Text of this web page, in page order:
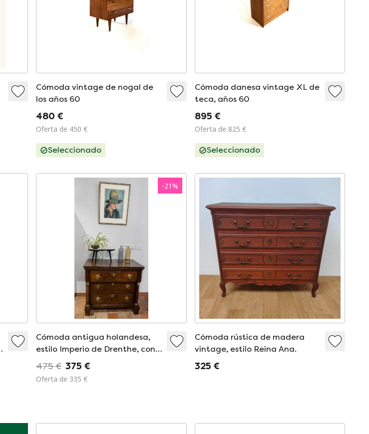
Cómoda vintage de nogal de
los años 60
480 €
Oferta de 450 €
Seleccionado
Cómoda danesa vintage XL de
teca, años 60
895 €
Oferta de 825 €
Seleccionado
-21%
Cómoda antigua holandesa,
estilo Imperio de Drenthe, con 3
cajones
475 € 375 €
Oferta de 335 €
Cómoda rústica de madera
vintage, estilo Reina Ana.
325 €